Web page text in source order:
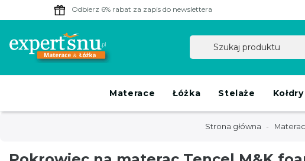
Odbierz 6% rabat za zapis do newslettera
Materace Łóżka Stelaże Kołdry
Strona główna